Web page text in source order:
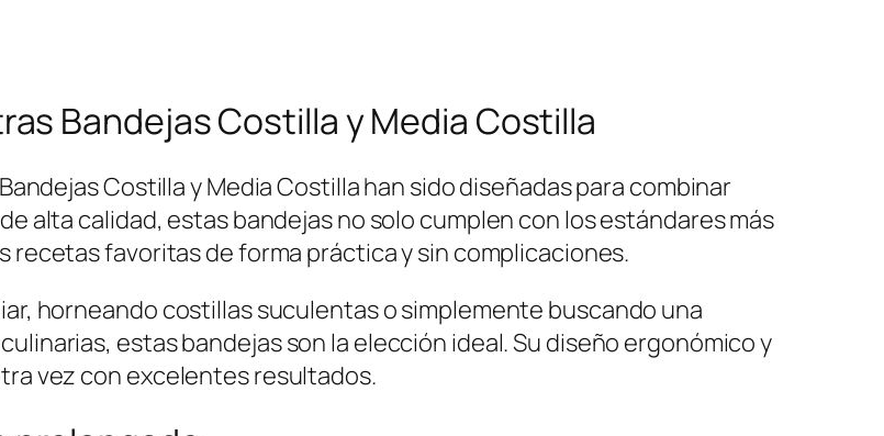
Bandejas Costilla y Media Costilla
Costilla y Media Costilla han sido diseñadas para combinar
alta calidad, estas bandejas no solo cumplen con los estándares más
favoritas de forma práctica y sin complicaciones.
horneando costillas suculentas o simplemente buscando una
estas bandejas son la elección ideal. Su diseño ergonómico y
vez con excelentes resultados.